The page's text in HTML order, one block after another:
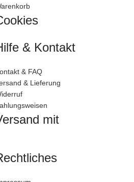
& Kontakt
& FAQ
& Lieferung
mit